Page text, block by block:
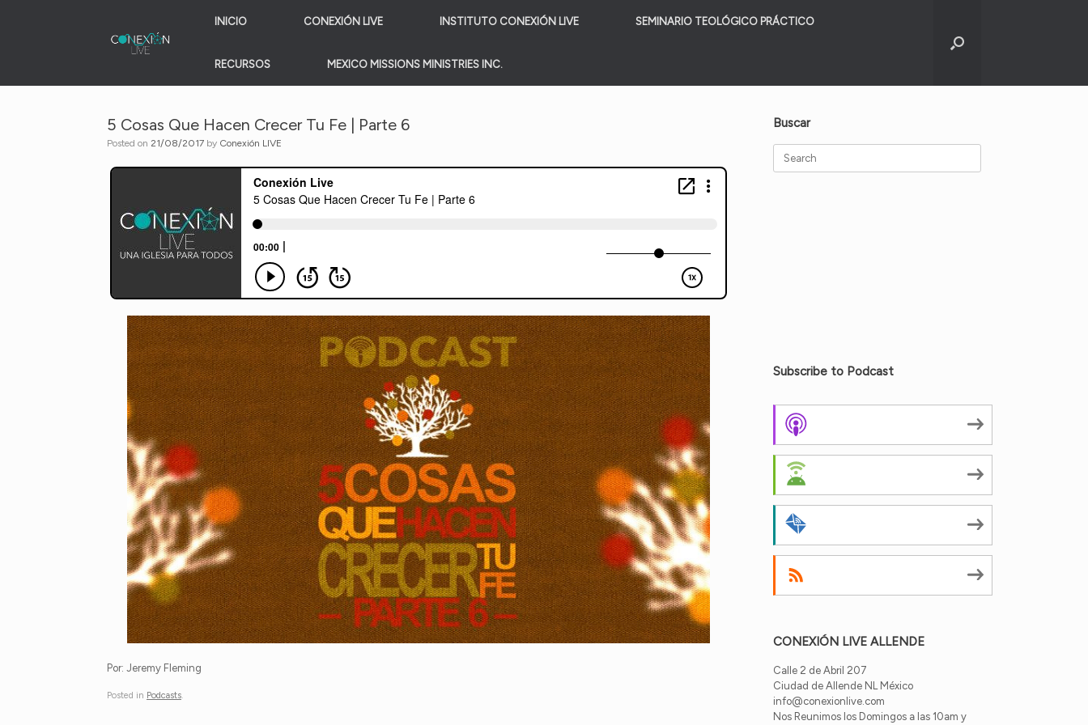
INICIO CONEXIÓN LIVE INSTITUTO CONEXIÓN LIVE SEMINARIO TEOLÓGICO PRÁCTICO
RECURSOS MEXICO MISSIONS MINISTRIES INC.
5 Cosas Que Hacen Crecer Tu Fe | Parte 6
Posted on 21/08/2017 by Conexión LIVE
Por: Jeremy Fleming
Posted in Podcasts.
Buscar
Search
Subscribe to Podcast
CONEXIÓN LIVE ALLENDE
Calle 2 de Abril 207
Ciudad de Allende NL México
info@conexionlive.com
Nos Reunimos los Domingos a las 10am y